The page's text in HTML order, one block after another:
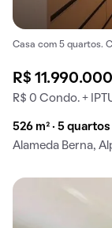
Casa com 5 quartos.
R$ 11.990.000
R$ 0 Condo. +
526 m² · 5 quartos
Alameda Berna,